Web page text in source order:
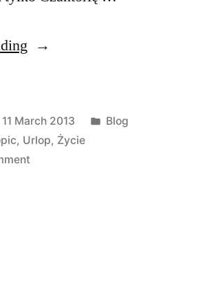
“Wisła”
11 March 2013
Posted
Blog
, Urlop, Życie
on